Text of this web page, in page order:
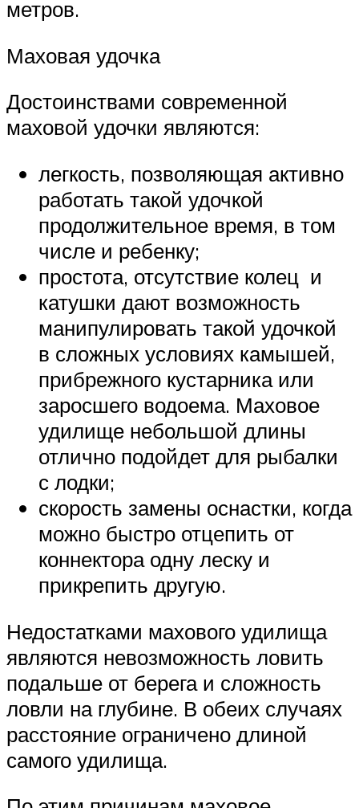
метров.
Маховая удочка
Достоинствами современной
маховой удочки являются:
легкость, позволяющая активно
работать такой удочкой
продолжительное время, в том
числе и ребенку;
простота, отсутствие колец и
катушки дают возможность
манипулировать такой удочкой
в сложных условиях камышей,
прибрежного кустарника или
заросшего водоема. Маховое
удилище небольшой длины
отлично подойдет для рыбалки
с лодки;
скорость замены оснастки, когда
можно быстро отцепить от
коннектора одну леску и
прикрепить другую.
Недостатками махового удилища
являются невозможность ловить
подальше от берега и сложность
ловли на глубине. В обеих случаях
расстояние ограничено длиной
самого удилища.